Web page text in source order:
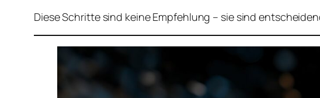
Diese Schritte sind keine Empfehlung – sie sind